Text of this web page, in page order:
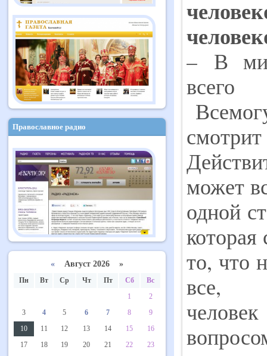
Православное радио
« Август 2026 »
Пн Вт Ср Чт Пт Сб
Вс
1
2
3
4 5 6 7 8
9
10
11 12 13 14 15
16
17
18 19 20 21 22
23
– В
может
одной
то, что
все,